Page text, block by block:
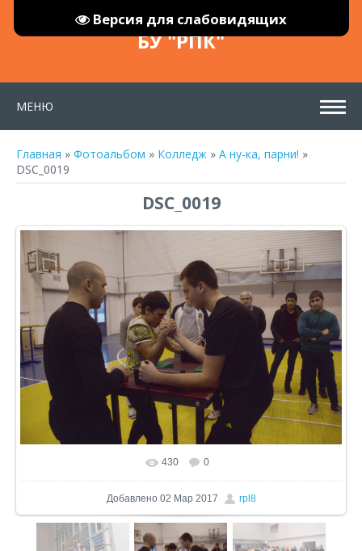
Версия для слабовидящих
БУ "РПК"
МЕНЮ
Главная » Фотоальбом » Колледж » А ну-ка, парни! »
DSC_0019
DSC_0019
В реальном размере 1024x682
430 0
Добавлено02 Мар 2017 rpl8